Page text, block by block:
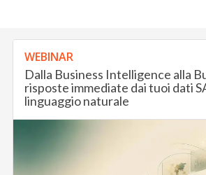
WEBINAR
Dalla Business Intelligence alla
risposte immediate dai tuoi dati
linguaggio naturale